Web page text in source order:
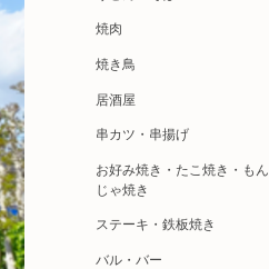
焼肉
焼き鳥
居酒屋
串カツ・串揚げ
お好み焼き・たこ焼き・もん
じゃ焼き
ステーキ・鉄板焼き
バル・バー